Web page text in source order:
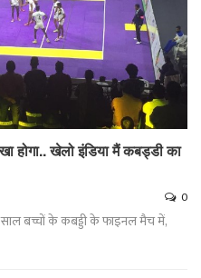
होगा.. खेलो इंडिया मैं कबड्डी का
0
बच्चों के कबड्डी के फाइनल मैच में,